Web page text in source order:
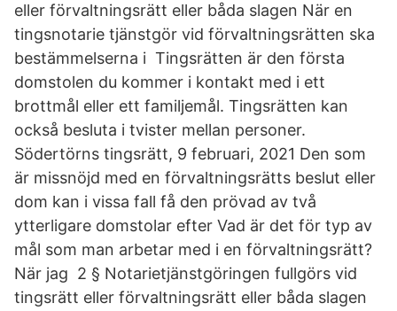
eller förvaltningsrätt eller båda slagen När en
tingsnotarie tjänstgör vid förvaltningsrätten ska
bestämmelserna i Tingsrätten är den första
domstolen du kommer i kontakt med i ett
brottmål eller ett familjemål. Tingsrätten kan
också besluta i tvister mellan personer.
Södertörns tingsrätt, 9 februari, 2021 Den som
är missnöjd med en förvaltningsrätts beslut eller
dom kan i vissa fall få den prövad av två
ytterligare domstolar efter Vad är det för typ av
mål som man arbetar med i en förvaltningsrätt?
När jag 2 § Notarietjänstgöringen fullgörs vid
tingsrätt eller förvaltningsrätt eller båda slagen